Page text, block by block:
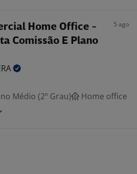
Home Office -
Comissão E Plano
5 ago
Médio (2º Grau)
Home office